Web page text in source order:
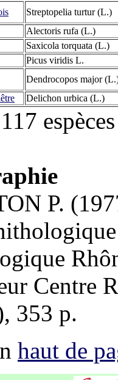
Streptopelia turtur (L.)
Alectoris rufa (L.)
Saxicola torquata (L.)
Picus viridis L.
Dendrocopos major
Delichon urbica (L.)
P.
Centre
353 p.
haut de